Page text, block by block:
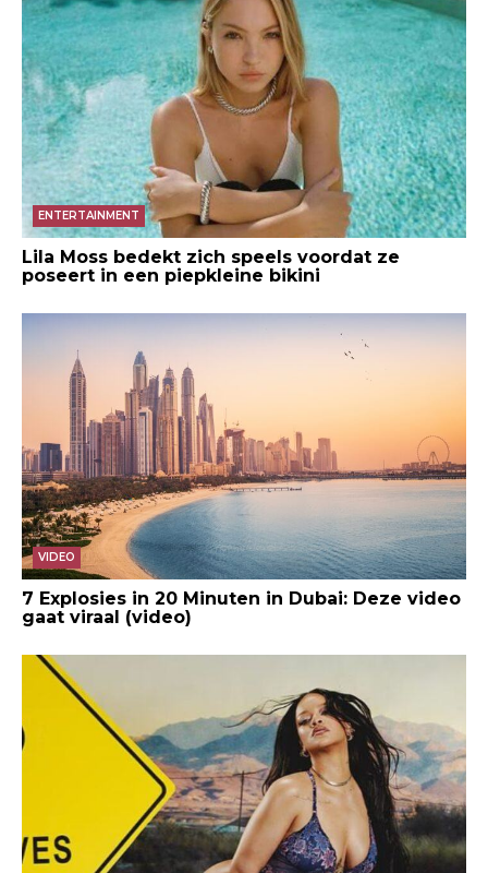
ENTERTAINMENT
Lila Moss bedekt zich speels voordat ze
poseert in een piepkleine bikini
VIDEO
7 Explosies in 20 Minuten in Dubai: Deze video
gaat viraal (video)